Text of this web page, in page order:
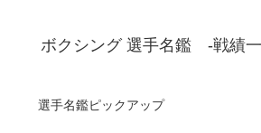
ボクシング 選手名鑑 -戦績
選手名鑑ピックアップ